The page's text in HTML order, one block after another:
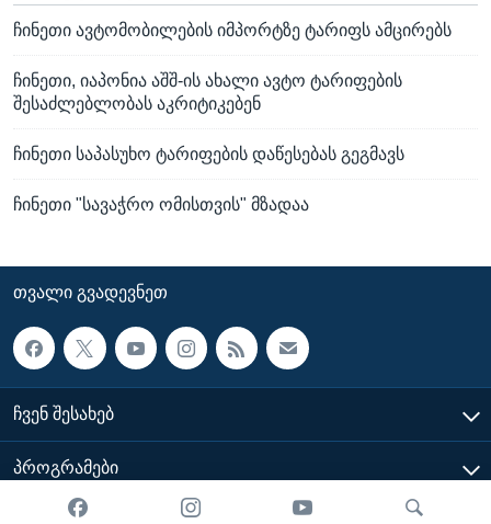
ჩინეთი ავტომობილების იმპორტზე ტარიფს ამცირებს
ჩინეთი, იაპონია აშშ-ის ახალი ავტო ტარიფების
შესაძლებლობას აკრიტიკებენ
ჩინეთი საპასუხო ტარიფების დაწესებას გეგმავს
ჩინეთი "სავაჭრო ომისთვის" მზადაა
ᲗᲕᲐᲚᲘ ᲒᲕᲐᲓᲔᲕᲜᲔᲗ
ᲩᲕᲔᲜ ᲨᲔᲡᲐᲮᲔᲑ
ᲞᲠᲝᲒᲠᲐᲛᲔᲑᲘ